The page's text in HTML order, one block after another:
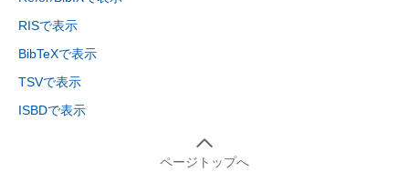
RISで表示
BibTeXで表示
TSVで表示
ISBDで表示
ページトップへ